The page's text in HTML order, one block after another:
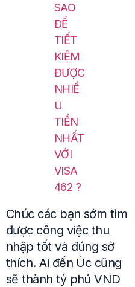
SAO
ĐỂ
TIẾT
KIỆM
ĐƯỢC
NHIỀ
U
TIỀN
NHẤT
VỚI
VISA
462 ?
Chúc các bạn sớm tìm
được công việc thu
nhập tốt và đúng sở
thích. Ai đến Úc cũng
sẽ thành tỷ phú VND